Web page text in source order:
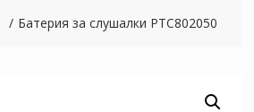
Батерия за слушалки PTC802050